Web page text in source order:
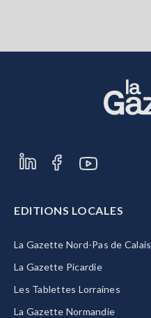
EDITIONS LOCALES
La Gazette Nord-Pas de Calais
La Gazette Picardie
Les Tablettes Lorraines
La Gazette Normandie